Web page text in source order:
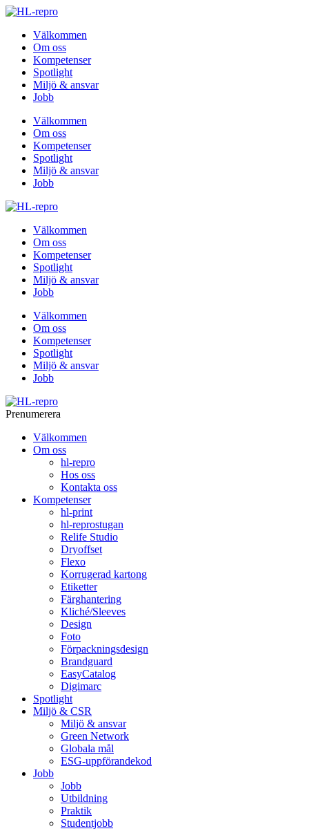
Välkommen
Om oss
Kompetenser
Spotlight
Miljö & ansvar
Jobb
Välkommen
Om oss
Kompetenser
Spotlight
Miljö & ansvar
Jobb
Välkommen
Om oss
Kompetenser
Spotlight
Miljö & ansvar
Jobb
Välkommen
Om oss
Kompetenser
Spotlight
Miljö & ansvar
Jobb
Prenumerera
Välkommen
Om oss
hl-repro
Hos oss
Kontakta oss
Kompetenser
hl-print
hl-reprostugan
Relife Studio
Dryoffset
Flexo
Korrugerad kartong
Etiketter
Färghantering
Kliché/Sleeves
Design
Foto
Förpackningsdesign
Brandguard
EasyCatalog
Digimarc
Spotlight
Miljö & CSR
Miljö & ansvar
Green Network
Globala mål
ESG-uppförandekod
Jobb
Jobb
Utbildning
Praktik
Studentjobb